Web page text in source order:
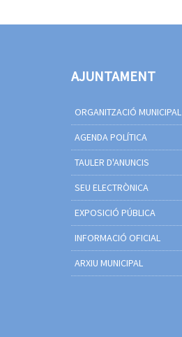
AJUNTAMENT
ORGANITZACIÓ MUNICIPAL
AGENDA POLÍTICA
TAULER D'ANUNCIS
SEU ELECTRÒNICA
EXPOSICIÓ PÚBLICA
INFORMACIÓ OFICIAL
ARXIU MUNICIPAL